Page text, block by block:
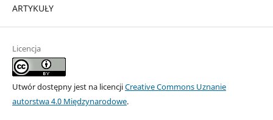
ARTYKUŁY
Licencja
Utwór dostępny jest na licencjiCreative Commons Uznanie
autorstwa 4.0 Międzynarodowe.